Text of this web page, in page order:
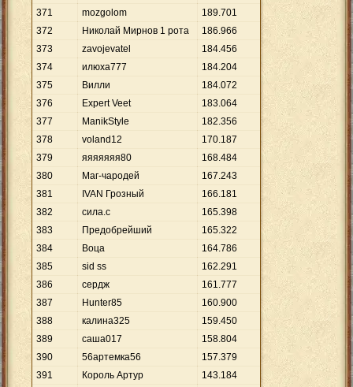
371
mozgolom 189.701
372
Николай Мирнов 1 рота 186.966
373
zavojevatel 184.456
374
илюха777 184.204
375
Вилли 184.072
376
Expert Veet 183.064
377
ManikStyle 182.356
378
voland12 170.187
379
яяяяяяя80 168.484
380
Маг-чародей 167.243
381
IVAN Грозный 166.181
382
сила.c 165.398
383
Предобрейший 165.322
384
Воца 164.786
385
sid ss 162.291
386
сердж 161.777
387
Hunter85 160.900
388
калина325 159.450
389
саша017 158.804
390
56артемка56 157.379
391
Король Артyр 143.184